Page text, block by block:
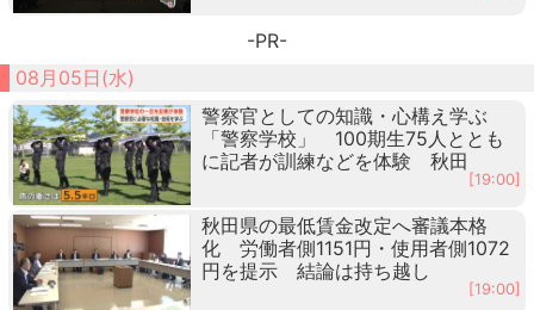
-PR-
08月05日(水)
警察官としての知識・心構え学ぶ
「警察学校」 100期生75人ととも
に記者が訓練などを体験 秋田
[19:00]
秋田県の最低賃金改定へ審議本格
化 労働者側1151円・使用者側1072
円を提示 結論は持ち越し
[19:00]